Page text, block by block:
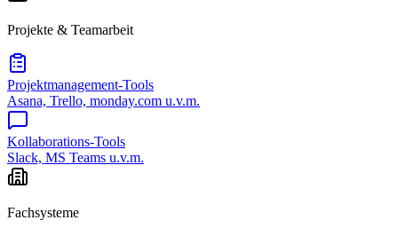
Projekte & Teamarbeit
Projektmanagement-Tools
Asana, Trello, monday.com u.v.m.
Kollaborations-Tools
Slack, MS Teams u.v.m.
Fachsysteme